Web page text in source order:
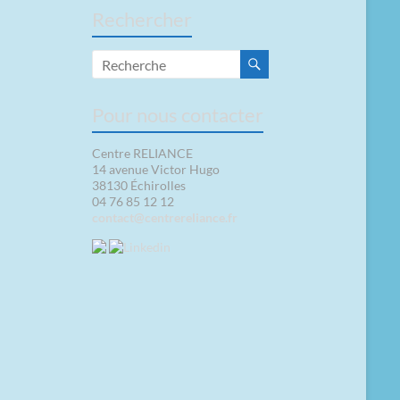
Rechercher
Pour nous contacter
Centre RELIANCE
14 avenue Victor Hugo
38130 Échirolles
04 76 85 12 12
contact@centrereliance.fr